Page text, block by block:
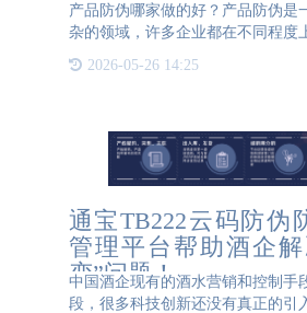
产品防伪哪家做的好？产品防伪是
杂的领域，许多企业都在不同程度
和技术来提升产品的安全性和可信
伪专注防伪溯源行业20年，防伪行
2026-05-26 14:25
通宝TB222云码防伪
管理平台帮助酒企
变”问题！
中国酒企现有的酒水营销和控制手
段，很多科技创新还没有真正的引